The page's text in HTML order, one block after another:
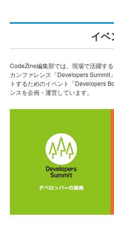
イベ
CodeZine編集部では、現場で活躍す
カンファレンス「Developers Summit
トするためのイベント「Developers
ンスを企画・運営しています。